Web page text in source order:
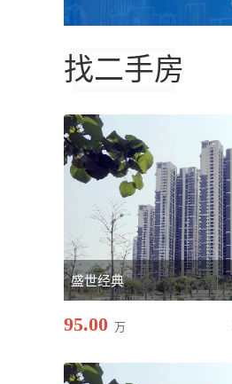
找二手房
盛世经典
95.00 万